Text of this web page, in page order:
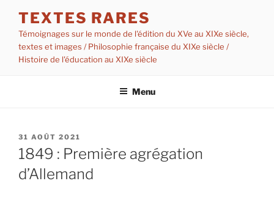
contenu
principal
TEXTES RARES
Témoignages sur le monde de l'édition du XVe au XIXe siècle,
textes et images / Philosophie française du XIXe siècle /
Histoire de l'éducation au XIXe siècle
Menu
PUBLIÉ
LE
31 AOÛT 2021
1849 : Première agrégation
d’Allemand